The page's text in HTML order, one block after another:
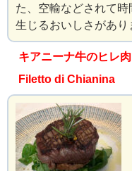
た、空輸などされて
生じるおいしさがあり
キアニーナ牛のヒレ肉
Filetto di Chianina